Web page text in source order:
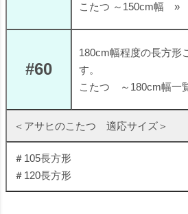
こたつ ～150cm幅 »
#60
180cm幅程度の長方形
す。
こたつ ～180cm幅
＜アサヒのこたつ 適応サイズ＞
＃105長方形
＃120長方形